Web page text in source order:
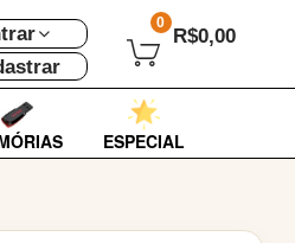
0
R$0,00
ESPECIAL